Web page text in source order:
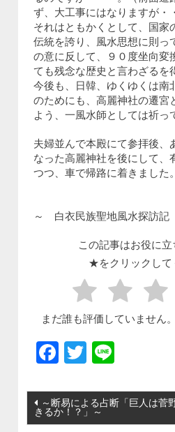
ず、大工事にはなりますが・
それはともかくとして、国家
伝統を誇り、風水思想に則っ
の意に反して、９０度坐向変
ても残念な歴史と言わざるを
今後も、日韓、ゆくゆくは南
のためにも、高麗神社の遷宮
よう、一風水師としては祈っ
夫婦並んで本殿にて参拝後、
なった高麗神社を後にして、
つつ、車で帰路に着きました。
～ 白衣民族聖地風水探訪
この記事はお役に立
★をクリックして
まだ誰も評価していません
Facebook
Twitter
投稿ナビゲーショ
～断易による占断「巨人は菅
きるか！？」～